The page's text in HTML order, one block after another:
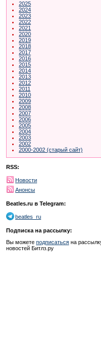
2025
2024
2023
2022
2021
2020
2019
2018
2017
2016
2015
2014
2013
2012
2011
2010
2009
2008
2007
2006
2005
2004
2003
2002
2000-2002 (старый сайт)
RSS:
Новости
Анонсы
Beatles.ru в Telegram:
beatles_ru
Подписка на рассылку:
Вы можете подписаться на
новостей Битлз.ру